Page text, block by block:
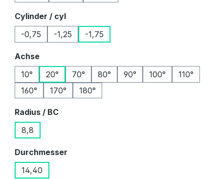
Cylinder / cylauswählen
-0,75
-1,25 -1,75
Achseauswählen
10°
20° 70° 80° 90° 100°
110°
160°
170° 180°
Radius / BCauswählen
8,8
Durchmesser
14,40